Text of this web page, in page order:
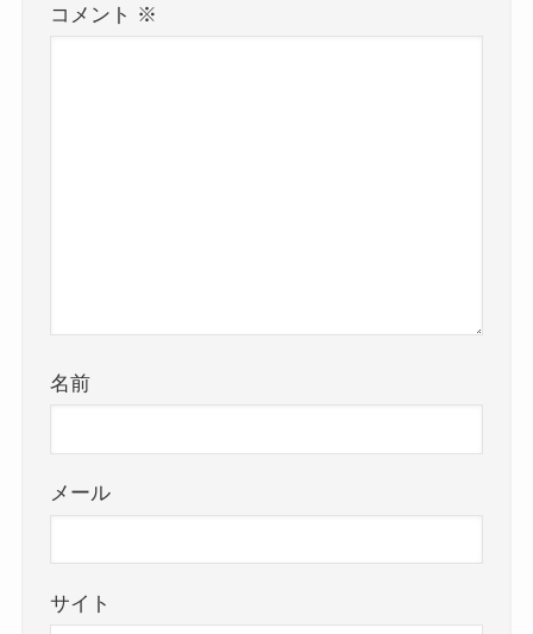
コメント ※
名前
メール
サイト